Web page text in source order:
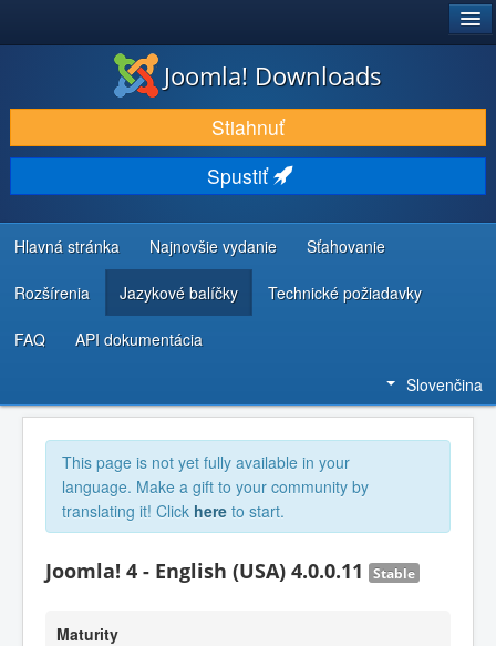
STIAHNUŤ & ROZŠÍRIŤ
OBJAVUJTE & UČTE SA
KOMUNITA & PODPORA
ZDROJE INFORMÁCIÍ PRE VÝVOJÁROV
Joomla! Downloads
Stiahnuť
Spustiť
Hlavná stránka Najnovšie vydanie Sťahovanie
Rozšírenia Jazykové balíčky Technické požiadavky
FAQ API dokumentácia
Slovenčina
This page is not yet fully available in your
language. Make a gift to your community by
translating it! Click here to start.
Joomla! 4 - English (USA) 4.0.0.11 Stable
Maturity